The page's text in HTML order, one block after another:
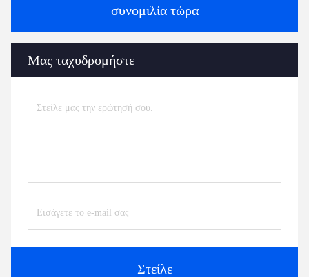
συνομιλία τώρα
Μας ταχυδρομήστε
Στείλε